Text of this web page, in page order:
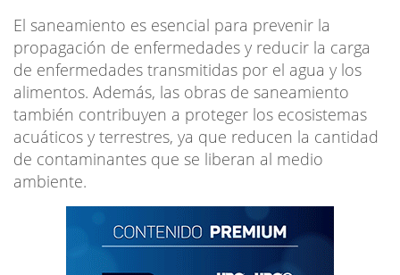
El saneamiento es esencial para prevenir la
propagación de enfermedades y reducir la carga
de enfermedades transmitidas por el agua y los
alimentos. Además, las obras de saneamiento
también contribuyen a proteger los ecosistemas
acuáticos y terrestres, ya que reducen la cantidad
de contaminantes que se liberan al medio
ambiente.